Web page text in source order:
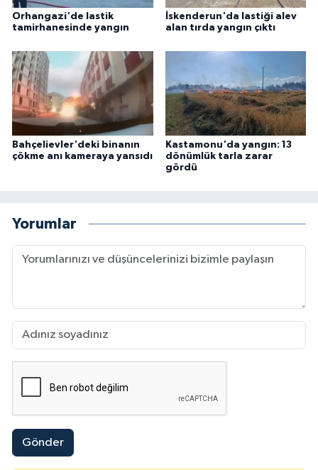
Orhangazi'de lastik
tamirhanesinde yangın
İskenderun'da lastiği alev
alan tırda yangın çıktı
Bahçelievler'deki binanın
çökme anı kameraya yansıdı
Kastamonu'da yangın: 13
dönümlük tarla zarar
gördü
Yorumlar
Gönder